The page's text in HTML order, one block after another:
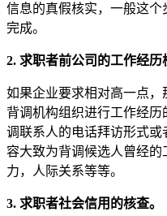
信息的真假核实，一般这
完成。
2. 求职者前公司的工作经历
如果企业要求相对高一点
背调机构组织进行工作经
调联系人的电话拜访形式
容大致为背调候选人曾经
力，人际关系等等。
3. 求职者社会信用的核查。